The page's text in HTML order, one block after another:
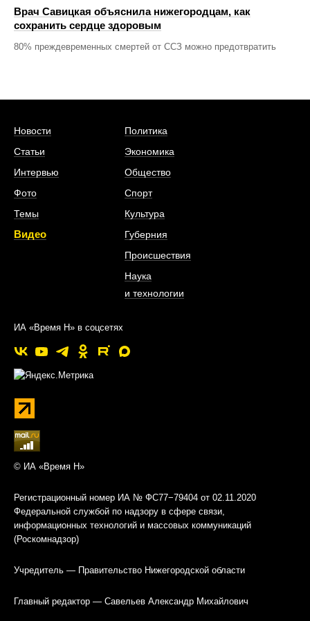
Врач Савицкая объяснила нижегородцам, как
сохранить сердце здоровым
80% преждевременных смертей от ССЗ можно предотвратить
Новости
Статьи
Интервью
Фото
Темы
Видео
Политика
Экономика
Общество
Спорт
Культура
Губерния
Происшествия
Наука
и технологии
ИА «Время Н» в соцсетях
© ИА «Время Н»
Регистрационный номер ИА № ФС77−79404 от 02.11.2020
Федеральной службой по надзору в сфере связи,
информационных технологий и массовых коммуникаций
(Роскомнадзор)
Учредитель — Правительство Нижегородской области
Главный редактор — Савельев Александр Михайлович